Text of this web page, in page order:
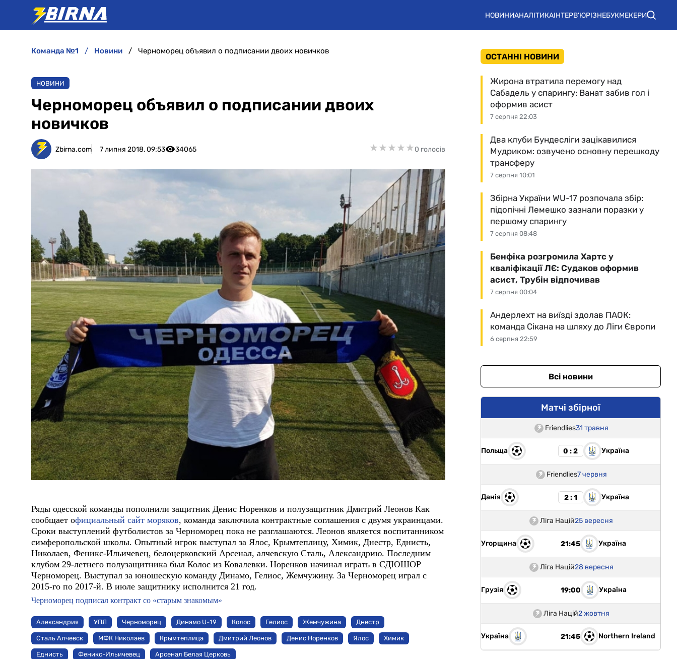
НОВИНИАНАЛІТИКАІНТЕРВ'ЮРІЗНЕБУКМЕКЕРИ
команда №1 новини Черноморец объявил о подписании двоих новичков
НОВИНИ
Черноморец объявил о подписании двоих
новичков
Zbirna.com 7 липня 2018, 09:53 34065 ★★★★★
★★★★★0 голосів
Ряды одесской команды пополнили защитник Денис Норенков и полузащитник Дмитрий Леонов Как
сообщает официальный сайт моряков, команда заключила контрактные соглашения с двумя украинцами.
Сроки выступлений футболистов за Черноморец пока не разглашаются. Леонов является воспитанником
симферопольской школы. Опытный игрок выступал за Ялос, Крымтеплицу, Химик, Днестр, Еднисть,
Николаев, Феникс-Ильичевец, белоцерковский Арсенал, алчевскую Сталь, Александрию. Последним
клубом 29-летнего полузащитника был Колос из Ковалевки. Норенков начинал играть в СДЮШОР
Черноморец. Выступал за юношескую команду Динамо, Гелиос, Жемчужину. За Черноморец играл с
2015-го по 2017-й. В июле защитнику исполнится 21 год.
Черноморец подписал контракт со «старым знакомым»
Александрия УПЛ Черноморец Динамо U-19 Колос Гелиос Жемчужина Днестр
Сталь Алчевск МФК Николаев Крымтеплица Дмитрий Леонов Денис Норенков Ялос Химик
Еднисть Феникс-Ильичевец Арсенал Белая Церковь
ОСТАННІ НОВИНИ
7 серпня 22:03
Жирона втратила перемогу над
Сабадель у спарингу: Ванат забив гол і
оформив асист
7 серпня 10:01
Два клуби Бундесліги зацікавилися
Мудриком: озвучено основну перешкоду
трансферу
7 серпня 08:48
Збірна України WU-17 розпочала збір:
підопічні Лемешко зазнали поразки у
першому спарингу
7 серпня 00:04
Бенфіка розгромила Хартс у
кваліфікації ЛЄ: Судаков оформив
асист, Трубін відпочивав
6 серпня 22:59
Андерлехт на виїзді здолав ПАОК:
команда Сікана на шляху до Ліги Європи
Всі новини
Матчі збірної
Friendlies31 травня
Польща 0 : 2 Україна
Friendlies7 червня
Данія 2 : 1 Україна
Ліга Націй25 вересня
Угорщина 21:45 Україна
Ліга Націй28 вересня
Грузія 19:00 Україна
Ліга Націй2 жовтня
Україна 21:45 Northern Ireland